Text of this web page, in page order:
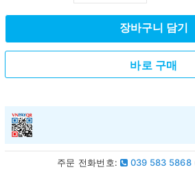
장바구니 담기
바로 구매
주문 전화번호: 039 583 5868